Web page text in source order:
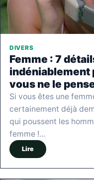
DIVERS
Femme : 7
indéniablement
vous ne le
Si vous êtes une
certainement déjà
qui poussent les
femme !…
Lire